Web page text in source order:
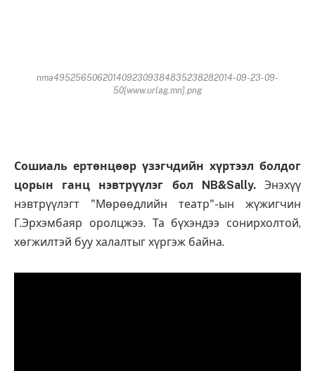
nma4952565062014092309384835238282014-09-23-09-
50[www.urlag.mn].png
Сошиаль ертөнцөөр үзэгчдийн хүртээл болдог
цорын ганц нэвтрүүлэг бол NB&Sally.Энэхүү
нэвтрүүлэгт "Мөрөөдлийн театр"-ын жүжигчин
Г.Эрхэмбаяр оролцжээ. Та бүхэндээ сонирхолтой,
хөгжилтэй буу халалтыг хүргэж байна.